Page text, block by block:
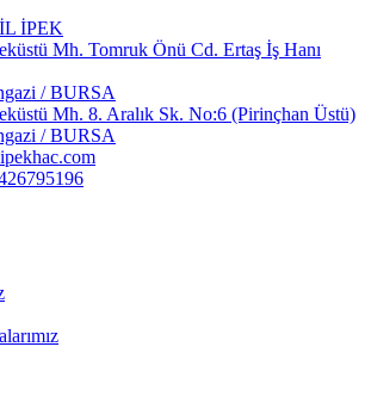
İPEK
Mh. Tomruk Önü Cd. Ertaş İş Hanı
/ BURSA
Mh. 8. Aralık Sk. No:6 (Pirinçhan Üstü)
/ BURSA